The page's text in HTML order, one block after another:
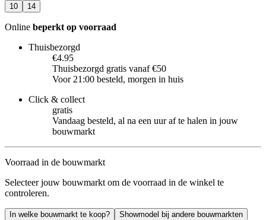
10 14
Online beperkt op voorraad
Thuisbezorgd
€4.95
Thuisbezorgd gratis vanaf €50
Voor 21:00 besteld, morgen in huis
Click & collect
gratis
Vandaag besteld, al na een uur af te halen in jouw
bouwmarkt
Voorraad in de bouwmarkt
Selecteer jouw bouwmarkt om de voorraad in de winkel te
controleren.
In welke bouwmarkt te koop? Showmodel bij andere bouwmarkten